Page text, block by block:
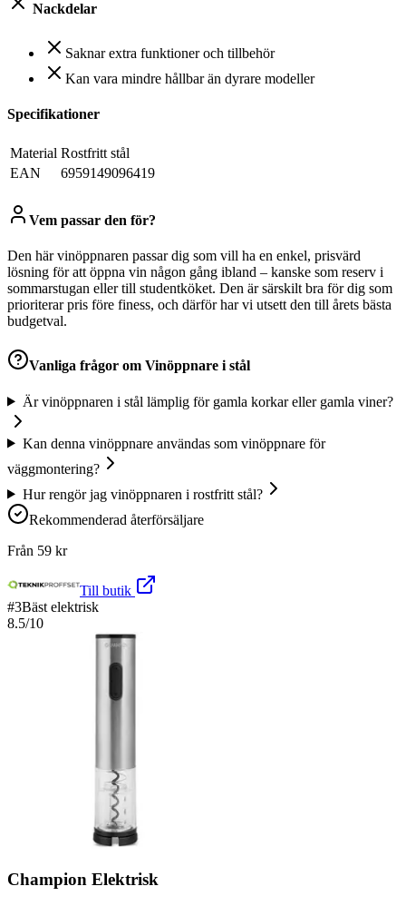
Nackdelar
Saknar extra funktioner och tillbehör
Kan vara mindre hållbar än dyrare modeller
Specifikationer
Material Rostfritt stål
EAN
6959149096419
Vem passar den för?
Den här vinöppnaren passar dig som vill ha en enkel, prisvärd
lösning för att öppna vin någon gång ibland – kanske som reserv i
sommarstugan eller till studentköket. Den är särskilt bra för dig som
prioriterar pris före finess, och därför har vi utsett den till årets bästa
budgetval.
Vanliga frågor om Vinöppnare i stål
Är vinöppnaren i stål lämplig för gamla korkar eller gamla viner?
Kan denna vinöppnare användas som vinöppnare för
väggmontering?
Hur rengör jag vinöppnaren i rostfritt stål?
Rekommenderad återförsäljare
Från 59 kr
Till butik
#3Bäst elektrisk
8.5/10
Champion Elektrisk